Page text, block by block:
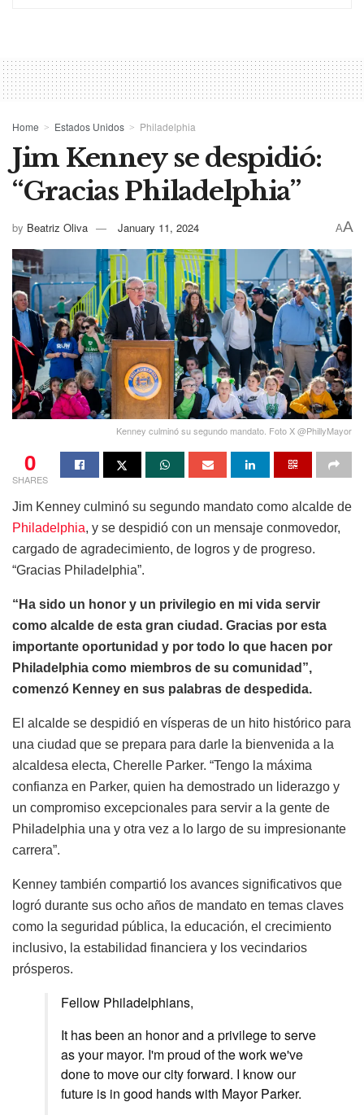
Home Estados Unidos Philadelphia
Jim Kenney se despidió:
“Gracias Philadelphia”
by Beatriz Oliva January 11, 2024 AA
Kenney culminó su segundo mandato. Foto X @PhillyMayor
0
SHARES
Jim Kenney culminó su segundo mandato como alcalde de
Philadelphia, y se despidió con un mensaje conmovedor,
cargado de agradecimiento, de logros y de progreso.
“Gracias Philadelphia”.
“Ha sido un honor y un privilegio en mi vida servir
como alcalde de esta gran ciudad. Gracias por esta
importante oportunidad y por todo lo que hacen por
Philadelphia como miembros de su comunidad”,
comenzó Kenney en sus palabras de despedida.
El alcalde se despidió en vísperas de un hito histórico para
una ciudad que se prepara para darle la bienvenida a la
alcaldesa electa, Cherelle Parker. “Tengo la máxima
confianza en Parker, quien ha demostrado un liderazgo y
un compromiso excepcionales para servir a la gente de
Philadelphia una y otra vez a lo largo de su impresionante
carrera”.
Kenney también compartió los avances significativos que
logró durante sus ocho años de mandato en temas claves
como la seguridad pública, la educación, el crecimiento
inclusivo, la estabilidad financiera y los vecindarios
prósperos.
Fellow Philadelphians,
It has been an honor and a privilege to serve
as your mayor. I'm proud of the work we've
done to move our city forward. I know our
future is in good hands with Mayor Parker.